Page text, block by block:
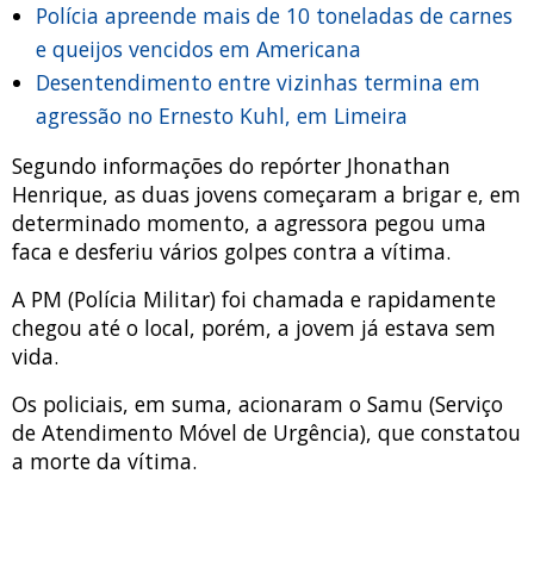
Polícia apreende mais de 10 toneladas de carnes
e queijos vencidos em Americana
Desentendimento entre vizinhas termina em
agressão no Ernesto Kuhl, em Limeira
Segundo informações do repórter Jhonathan
Henrique, as duas jovens começaram a brigar e, em
determinado momento, a agressora pegou uma
faca e desferiu vários golpes contra a vítima.
A PM (Polícia Militar) foi chamada e rapidamente
chegou até o local, porém, a jovem já estava sem
vida.
Os policiais, em suma, acionaram o Samu (Serviço
de Atendimento Móvel de Urgência), que constatou
a morte da vítima.